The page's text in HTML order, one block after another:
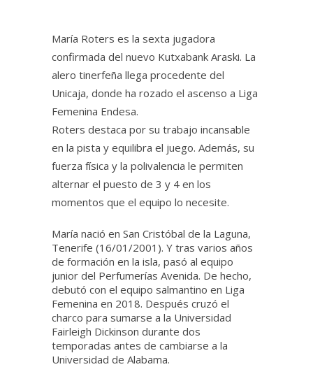
María Roters es la sexta jugadora
confirmada del nuevo Kutxabank Araski. La
alero tinerfeña llega procedente del
Unicaja, donde ha rozado el ascenso a Liga
Femenina Endesa.
Roters destaca por su trabajo incansable
en la pista y equilibra el juego. Además, su
fuerza física y la polivalencia le permiten
alternar el puesto de 3 y 4 en los
momentos que el equipo lo necesite.
María nació en San Cristóbal de la Laguna,
Tenerife (16/01/2001). Y tras varios años
de formación en la isla, pasó al equipo
junior del Perfumerías Avenida. De hecho,
debutó con el equipo salmantino en Liga
Femenina en 2018. Después cruzó el
charco para sumarse a la Universidad
Fairleigh Dickinson durante dos
temporadas antes de cambiarse a la
Universidad de Alabama.